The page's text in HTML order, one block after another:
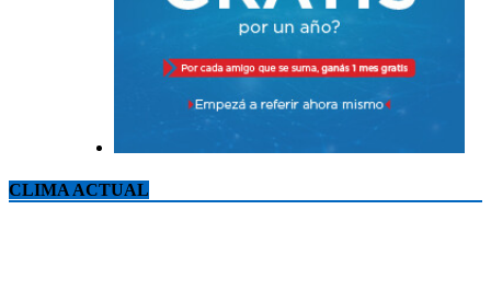
CLIMA ACTUAL